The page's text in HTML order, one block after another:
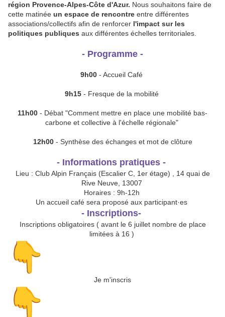
région Provence-Alpes-Côte d'Azur. Nous souhaitons faire de
cette matinée un espace de rencontre entre différentes
associations/collectifs afin de renforcer l'impact sur les
politiques publiques aux différentes échelles territoriales.
- Programme -
9h00 - Accueil Café
9h15 - Fresque de la mobilité
11h00 - Débat "Comment mettre en place une mobilité bas-
carbone et collective à l'échelle régionale"
12h00 - Synthèse des échanges et mot de clôture
- Informations pratiques -
Lieu : Club Alpin Français (Escalier C, 1er étage) , 14 quai de
Rive Neuve, 13007
Horaires : 9h-12h
Un accueil café sera proposé aux participant·es
- Inscriptions-
Inscriptions obligatoires ( avant le 6 juillet nombre de place
limitées à 16 )
Je m'inscris